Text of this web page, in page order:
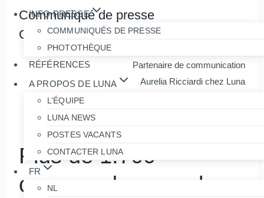
INFO PRESSE
COMMUNIQUÉS DE PRESSE
PHOTOTHÈQUE
RÉFÉRENCES
A PROPOS DE LUNA
L’ÉQUIPE
LUNA NEWS
POSTES VACANTS
CONTACTER LUNA
FR
NL
Communiqué de presse
Groupe Vorwerk
Partenaire de communication
Aurelia Ricciardi chez Luna
Plus de 1.700
commandes pour le